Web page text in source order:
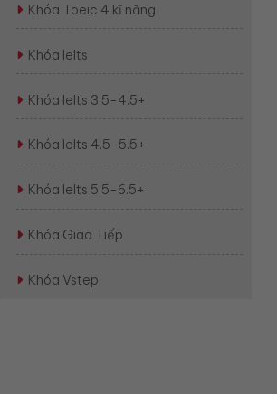
Khóa Toeic 4 kĩ năng
Khóa Ielts
Khóa Ielts 3.5-4.5+
Khóa Ielts 4.5-5.5+
Khóa Ielts 5.5-6.5+
Khóa Giao Tiếp
Khóa Vstep